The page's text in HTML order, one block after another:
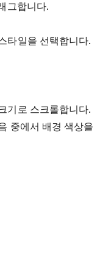
그합니다.
타일을 선택합니다.
기로 스크롤합니다.
중에서 배경 색상을